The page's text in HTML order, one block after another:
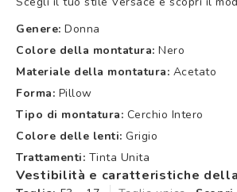
Genere: Donna
Colore della montatura: Nero
Materiale della montatura: Acetato
Forma: Pillow
Tipo di montatura: Cerchio Intero
Colore delle lenti: Grigio
Trattamenti: Tinta Unita
Vestibilità e caratteristiche